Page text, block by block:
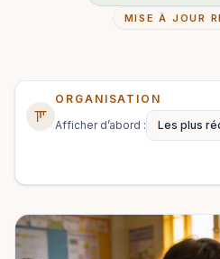
MISE À JOUR
ORGANISATION
Afficher d’abord :